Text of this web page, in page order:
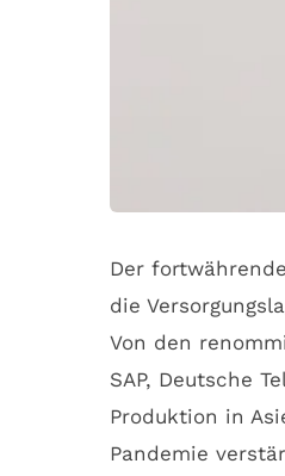
Der
die
Von den
SAP, Deutsche
Produktion in
Pandemie